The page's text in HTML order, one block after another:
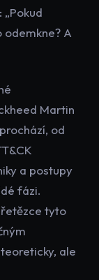
odemkne? A
Martin
od
a postupy
fázi.
tyto
ale